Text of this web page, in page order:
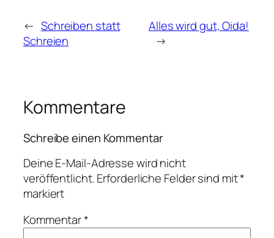
← Schreiben statt
Schreien
Alles wird gut, Oida!
→
Kommentare
Schreibe einen Kommentar
Deine E-Mail-Adresse wird nicht
veröffentlicht.Erforderliche Felder sind mit*
markiert
Kommentar*